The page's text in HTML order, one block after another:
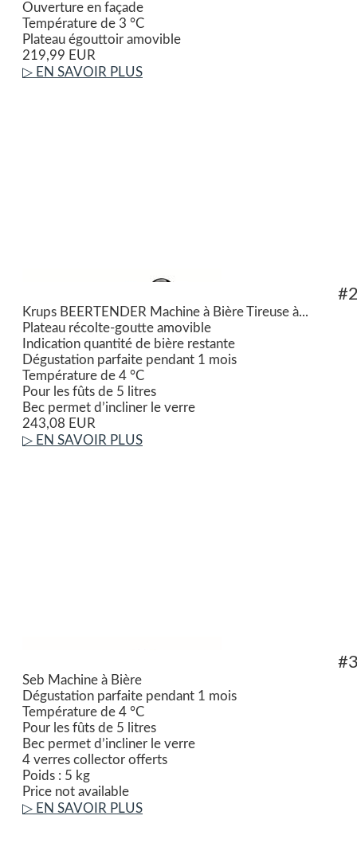
Ouverture en façade
Température de 3 °C
Plateau égouttoir amovible
219,99 EUR
▷ EN SAVOIR PLUS
Krups BEERTENDER Machine à Bière Tireuse à...
Plateau récolte-goutte amovible
Indication quantité de bière restante
Dégustation parfaite pendant 1 mois
Température de 4 °C
Pour les fûts de 5 litres
Bec permet d’incliner le verre
243,08 EUR
▷ EN SAVOIR PLUS
Seb Machine à Bière
Dégustation parfaite pendant 1 mois
Température de 4 °C
Pour les fûts de 5 litres
Bec permet d’incliner le verre
4 verres collector offerts
Poids : 5 kg
Price not available
▷ EN SAVOIR PLUS